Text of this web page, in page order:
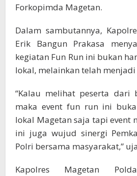
Forkopimda Magetan.
Dalam sambutannya,
Erik Bangun Prakasa
kegiatan Fun Run ini bukan
lokal, melainkan telah
“Kalau melihat peserta dari
maka event fun run ini
lokal Magetan saja tapi event
ini juga wujud sinergi
Polri bersama masyarakat,”
Kapolres Magetan